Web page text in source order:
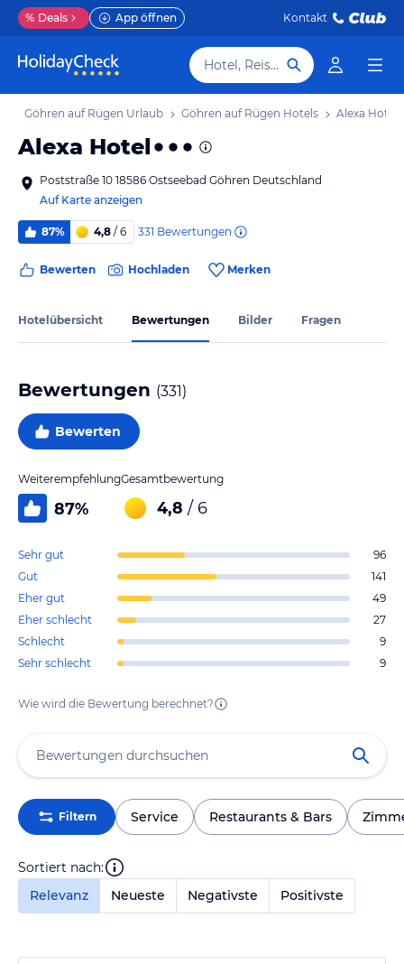
% Deals App öffnen Kontakt
Hotel, Reiseziel
Göhren auf Rügen Urlaub Göhren auf Rügen Hotels Alexa Hotel
Alexa Hotel
Poststraße 10 18586 Ostseebad Göhren Deutschland
Auf Karte anzeigen
87% 4,8 / 6 331 Bewertungen
Bewerten Hochladen Merken
Hotelübersicht Bewertungen Bilder Fragen
Bewertungen (331)
Bewerten
Weiterempfehlung
87%
Gesamtbewertung
4,8 / 6
Sehr gut
96
Gut
141
Eher gut
49
Eher schlecht
27
Schlecht
9
Sehr schlecht
9
Wie wird die Bewertung berechnet?
Filtern Service Restaurants & Bars
Sortiert nach:
Relevanz
Neueste Negativste Positivste